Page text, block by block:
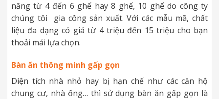
năng từ 4 đến 6 ghế hay 8 ghế, 10 ghế do công ty
chúng tôi gia công sản xuất. Với các mẫu mã, chất
liệu đa dạng có giá từ 4 triệu đến 15 triệu cho bạn
thoải mái lựa chọn.
Bàn ăn thông minh gấp gọn
Diện tích nhà nhỏ hay bị hạn chế như các căn hộ
chung cư, nhà ống… thì sử dụng bàn ăn gấp gọn là